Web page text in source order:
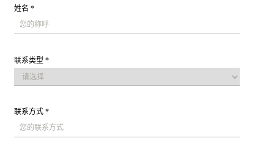
姓名 *
联系类型 *
联系方式 *